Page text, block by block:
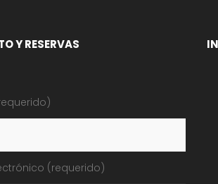
Y RESERVAS
(requerido)